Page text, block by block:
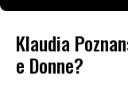
Klaudia
e Donne?